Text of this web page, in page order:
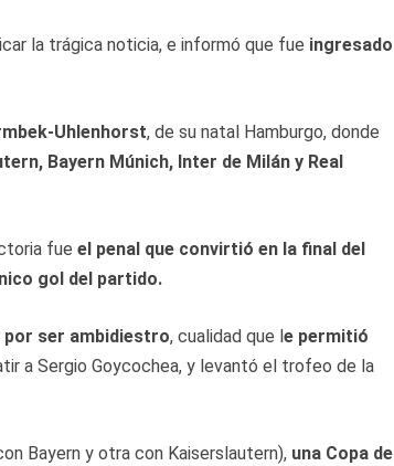
la trágica noticia, e informó que fue ingresado
Uhlenhorst, de su natal Hamburgo, donde
Bayern Múnich, Inter de Milán y Real
fue el penal que convirtió en la final del
gol del partido.
ser ambidiestro, cualidad que le permitió
a Sergio Goycochea, y levantó el trofeo de la
Bayern y otra con Kaiserslautern), una Copa de